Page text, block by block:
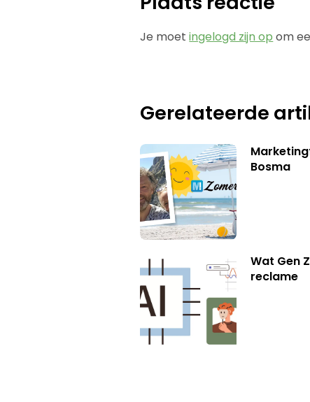
Je moetingelogd zijn op om
Gerelateerde
Bosma
Wat Gen
reclame